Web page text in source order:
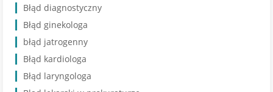
Błąd diagnostyczny
Błąd ginekologa
błąd jatrogenny
Błąd kardiologa
Błąd laryngologa